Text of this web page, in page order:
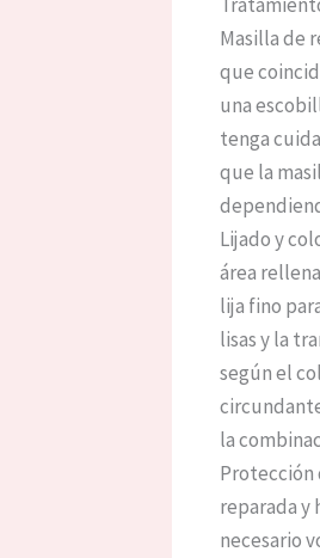
Masilla de
que
una
tenga
que la
Lijado y
área
lija fino
lisas y la
según el
la
Protección
reparada y
necesario